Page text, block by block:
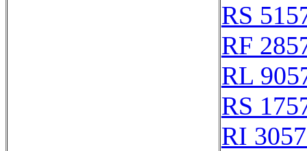
RS
RF
RL
RS
RI